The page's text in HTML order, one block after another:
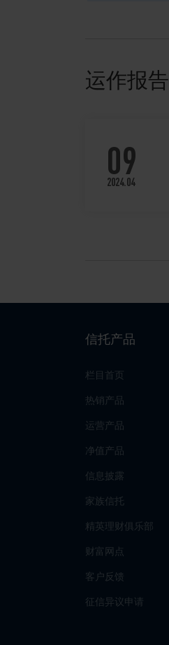
运作报告
09
2024.04
信托产品
栏目首页
热销产品
运营产品
净值产品
信息披露
家族信托
精英理财俱乐部
财富网点
客户反馈
征信异议申请